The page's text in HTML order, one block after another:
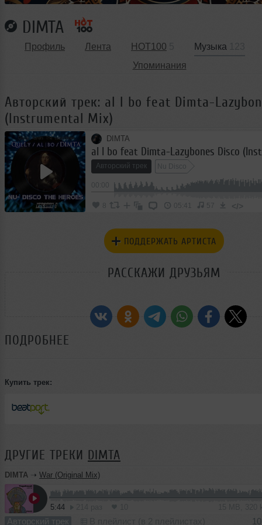
DIMTA
Профиль Лента HOT100 Музыка
Упоминания
Авторский трек: al l bo feat Dimta-
(Instrumental Mix)
DIMTA
Авторский трек Nu Disco
05:41 57 </>
ПОДДЕРЖАТЬ АРТИСТА
РАССКАЖИ ДРУЗЬЯМ
ПОДРОБНЕЕ
Купить трек:
ДРУГИЕ ТРЕКИ DIMTA
DIMTA ➝ War (Original Mix)
5:44
Авторский трек